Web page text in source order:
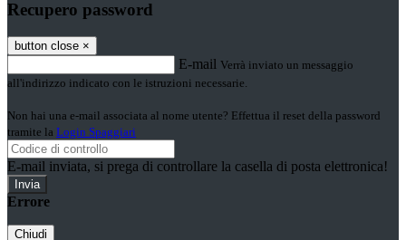
Recupero password
button close ×
E-mail Verrà inviato un messaggio
all'indirizzo indicato con le istruzioni necessarie.
Non hai una e-mail associata al nome utente? Effettua il reset della password
tramite la Login Spaggiari
E-mail inviata, si prega di controllare la casella di posta elettronica!
Errore
Chiudi